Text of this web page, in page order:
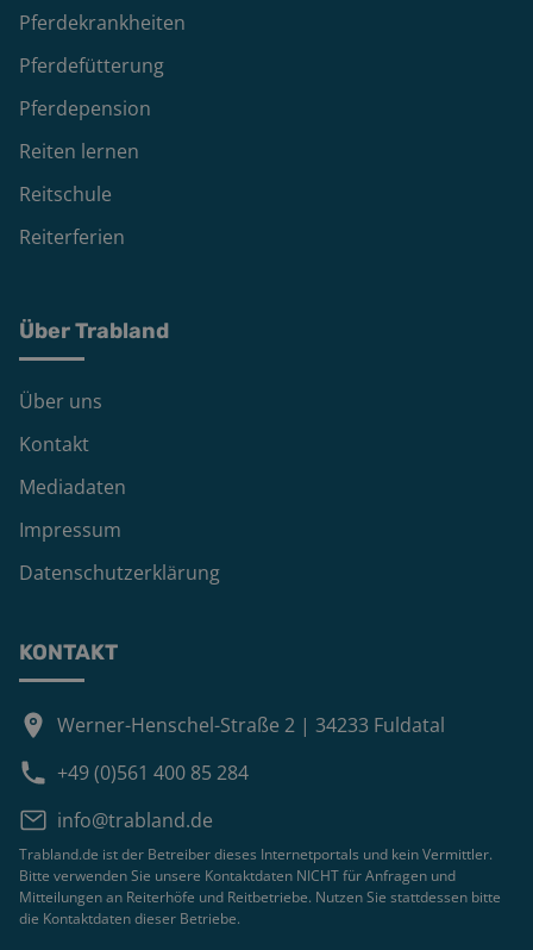
Pferdekrankheiten
Pferdefütterung
Pferdepension
Reiten lernen
Reitschule
Reiterferien
Über Trabland
Über uns
Kontakt
Mediadaten
Impressum
Datenschutzerklärung
KONTAKT
Werner-Henschel-Straße 2 | 34233 Fuldatal
+49 (0)561 400 85 284
info@trabland.de
Trabland.de ist der Betreiber dieses Internetportals und kein Vermittler.
Bitte verwenden Sie unsere Kontaktdaten NICHT für Anfragen und
Mitteilungen an Reiterhöfe und Reitbetriebe. Nutzen Sie stattdessen bitte
die Kontaktdaten dieser Betriebe.